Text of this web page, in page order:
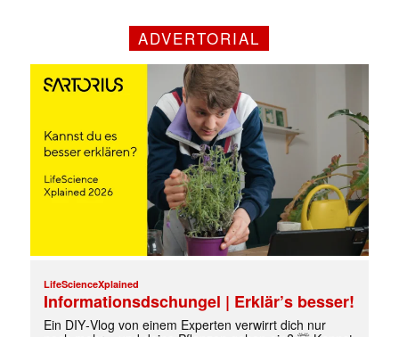
✕
ADVERTORIAL
LifeScienceXplained
Informationsdschungel | Erklär’s besser!
Ein DIY‑Vlog von einem Experten verwirrt dich nur